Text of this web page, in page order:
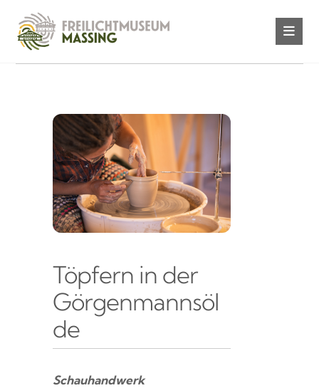
Töpfern in der
Görgenmannsöl
de
Schauhandwerk